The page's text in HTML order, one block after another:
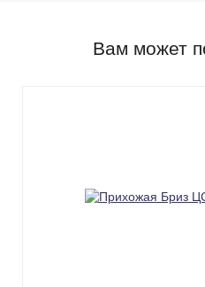
Вам может